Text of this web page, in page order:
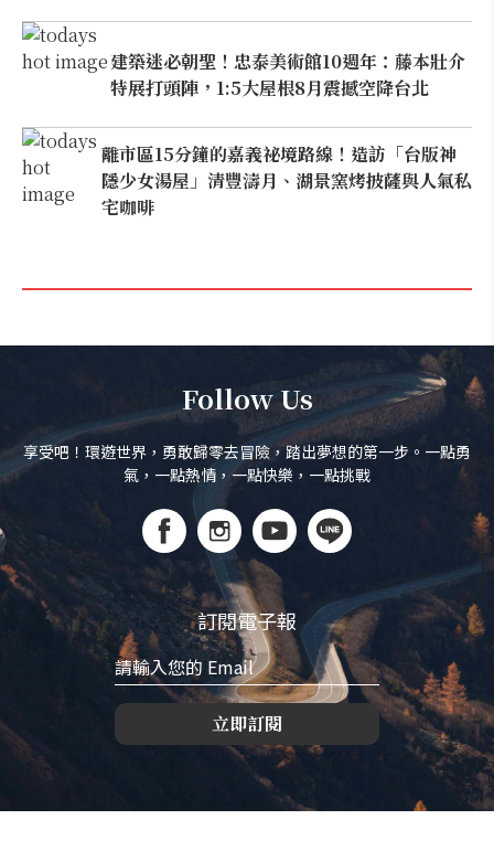
建築迷必朝聖！忠泰美術館10週年：藤本壯介
特展打頭陣，1:5大屋根8月震撼空降台北
離市區15分鐘的嘉義祕境路線！造訪「台版神
隱少女湯屋」清豐濤月、湖景窯烤披薩與人氣私
宅咖啡
Follow Us
享受吧！環遊世界，勇敢歸零去冒險，踏出夢想的第一步。一點勇
氣，一點熱情，一點快樂，一點挑戰
訂閱電子報
立即訂閱